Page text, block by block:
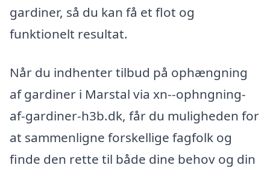
gardiner, så du kan få et flot og
funktionelt resultat.
Når du indhenter tilbud på ophængning
af gardiner i Marstal via xn--ophngning-
af-gardiner-h3b.dk, får du muligheden for
at sammenligne forskellige fagfolk og
finde den rette til både dine behov og din